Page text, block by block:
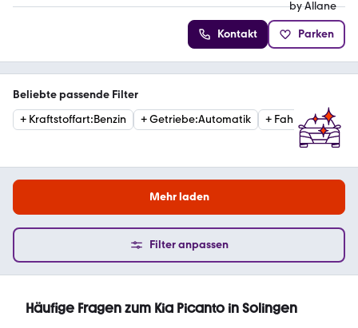
Kontakt Parken
Beliebte passende Filter
+ Kraftstoffart:Benzin +Getriebe:Automatik +
Mehr laden
Filter anpassen
Häufige Fragen zum Kia Picanto in Solingen